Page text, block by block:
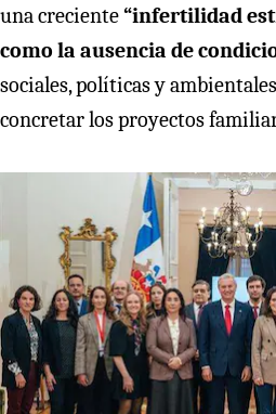
una creciente“infertilidad
como la ausencia de
sociales, políticas y
concretar los proyectos